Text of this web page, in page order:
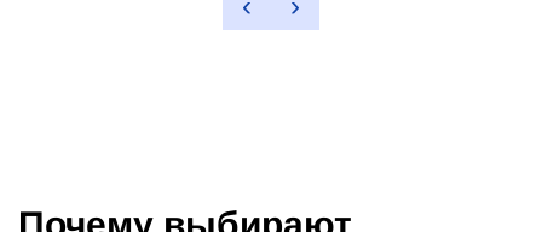
Почему выбирают